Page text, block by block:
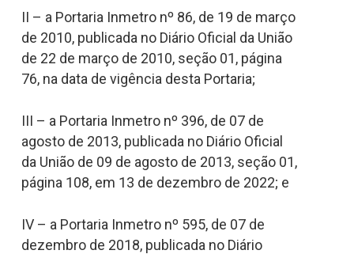
II – a Portaria Inmetro nº 86, de 19 de março
de 2010, publicada no Diário Oficial da União
de 22 de março de 2010, seção 01, página
76, na data de vigência desta Portaria;
III – a Portaria Inmetro nº 396, de 07 de
agosto de 2013, publicada no Diário Oficial
da União de 09 de agosto de 2013, seção 01,
página 108, em 13 de dezembro de 2022; e
IV – a Portaria Inmetro nº 595, de 07 de
dezembro de 2018, publicada no Diário